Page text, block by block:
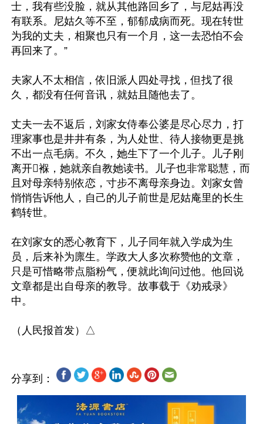
士，我有些没脸，就从其他路回乡了，与尼姑再没
有联系。尼姑久等不至，郁郁成病而死。现在转世
为我的丈夫，相聚也只有一个月，这一去恐怕不会
再回来了。”
夫家人不太相信，依旧派人四处寻找，但找了很
久，都没有任何音讯，就姑且随他去了。
丈夫一去不返后，刘家女侍奉公婆是尽心尽力，打
理家事也是井井有条，为人处世、待人接物更是挑
不出一点毛病。不久，她生下了一个儿子。儿子刚
离开𫄶褓，她就亲自教她读书。儿子也非常聪慧，而
且对母亲特别依恋，寸步不离母亲身边。刘家女曾
悄悄告诉他人，自己的儿子前世是尼姑庵里的长生
鹤转世。
在刘家女的悉心教育下，儿子同年就入学成为生
员，后来补为廪生。学政大人多次称赞他的文章，
只是可惜略带点脂粉气，便就此询问过他。他回说
文章都是出自母亲的教导。故事载于《劝戒录》
中。
分享到：